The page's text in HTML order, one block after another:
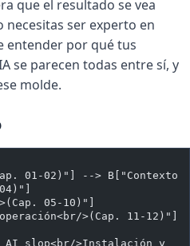
que el resultado se vea
ser experto en
entender por qué tus
se parecen todas entre sí, y
molde.
>(Cap. 05-10)"]
operación<br/>(Cap. 11-12)"]